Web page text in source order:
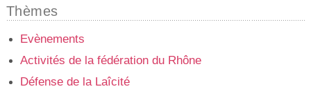
Thèmes
Evènements
Activités de la fédération du Rhône
Défense de la Laîcité